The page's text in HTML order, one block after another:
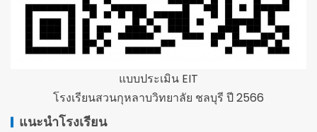
แบบประเมิน EIT
โรงเรียนสวนกุหลาบวิทยาลัย ชลบุรี ปี 2566
แนะนำโรงเรียน